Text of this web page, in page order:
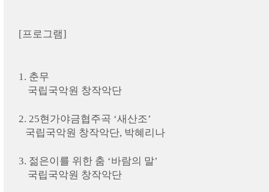
[프로그램]
1. 춘무
국립국악원 창작악단
2.25현가야금협주곡 ‘새산조’
국립국악원 창작악단, 박혜리나
3. 젊은이를 위한 춤 ‘바람의 말’
국립국악원 창작악단